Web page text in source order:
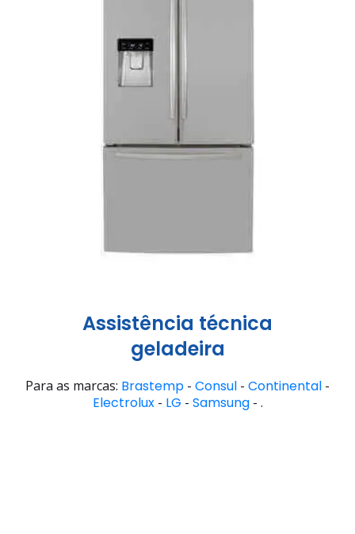
Assistência técnica
geladeira
Para as marcas: Brastemp - Consul - Continental -
Electrolux- LG - Samsung- .